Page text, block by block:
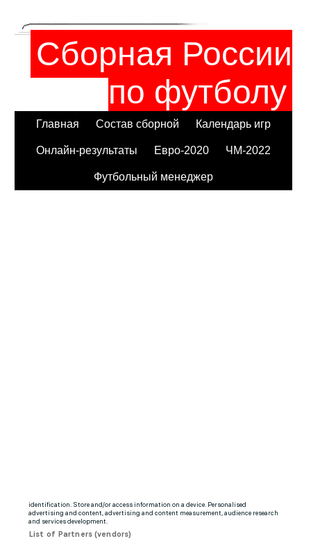
Сборная России
по футболу
Главная Состав сборной Календарь игр
Онлайн-результаты Евро-2020 ЧМ-2022
Футбольный менеджер